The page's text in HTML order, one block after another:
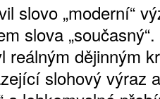
slovo „moderní“
slova „současný“.
reálným dějinným
slohový výraz